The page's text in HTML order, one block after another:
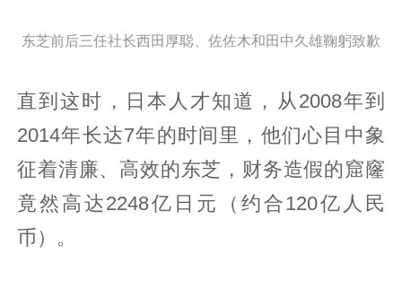
东芝前后三任社长西田厚聪、佐佐木和田中久雄鞠躬致歉
直到这时，日本人才知道，从2008年到
2014年长达7年的时间里，他们心目中象
征着清廉、高效的东芝，财务造假的窟窿
竟然高达2248亿日元（约合120亿人民
币）。